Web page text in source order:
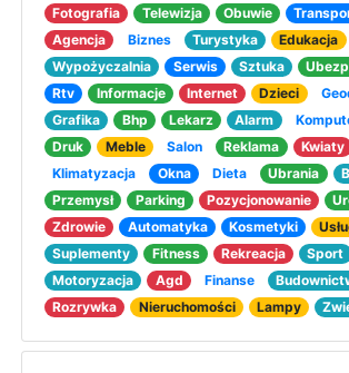
Fotografia
Telewizja Obuwie
Agencja
Biznes Turystyka Edukacja
Wypożyczalnia
Serwis Sztuka
Rtv
Informacje Internet Dzieci
Grafika
Bhp Lekarz Alarm
Druk
Meble Salon Reklama Kwiaty
Klimatyzacja
Okna Dieta Ubrania
Przemysł
Parking Pozycjonowanie
Zdrowie
Automatyka Kosmetyki
Suplementy
Fitness Rekreacja Sport
Motoryzacja
Agd Finanse
Rozrywka
Nieruchomości Lampy